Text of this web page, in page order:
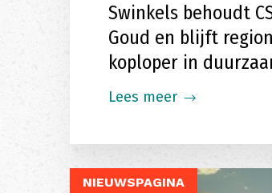
Swinkels behoudt
Goud en blijft
koploper in
Lees meer
NIEUWSPAGINA